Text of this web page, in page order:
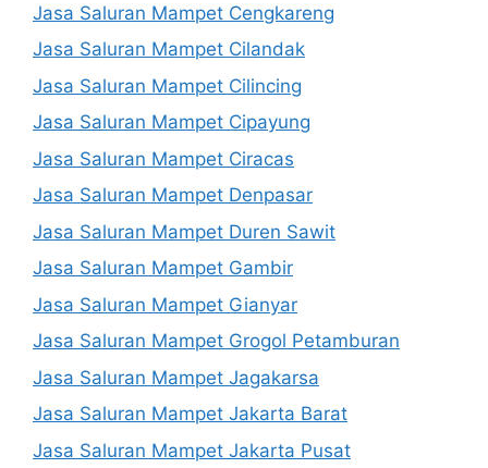
Jasa Saluran Mampet Cengkareng
Jasa Saluran Mampet Cilandak
Jasa Saluran Mampet Cilincing
Jasa Saluran Mampet Cipayung
Jasa Saluran Mampet Ciracas
Jasa Saluran Mampet Denpasar
Jasa Saluran Mampet Duren Sawit
Jasa Saluran Mampet Gambir
Jasa Saluran Mampet Gianyar
Jasa Saluran Mampet Grogol Petamburan
Jasa Saluran Mampet Jagakarsa
Jasa Saluran Mampet Jakarta Barat
Jasa Saluran Mampet Jakarta Pusat